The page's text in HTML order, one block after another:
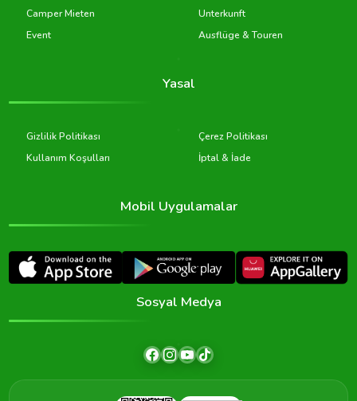
Camper Mieten
Unterkunft
Event
Ausflüge & Touren
Yasal
Gizlilik Politikası
Çerez Politikası
Kullanım Koşulları
İptal & İade
Mobil Uygulamalar
Sosyal Medya